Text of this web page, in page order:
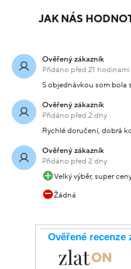
JAK NÁS
Ověřený zákazník
Přidáno před 21 hodinami
S objednávkou som bola
Ověřený zákazník
Přidáno před 2 dny
Rychlé doručení, dobrá
Ověřený zákazník
Přidáno před 2 dny
Velký výběr, super
Žádná